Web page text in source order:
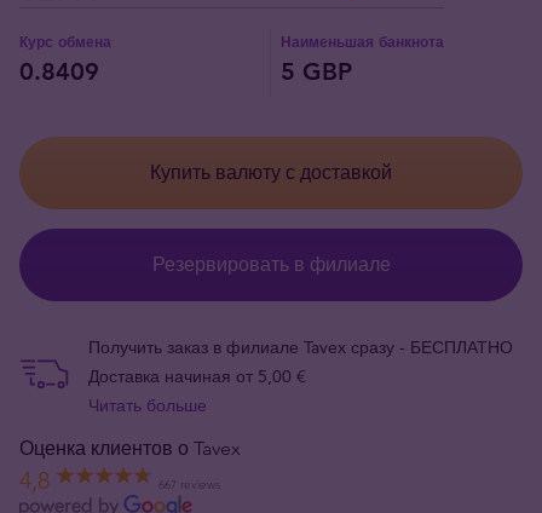
Курс обмена
0.8409
Наименьшая банкнота
5 GBP
Купить валюту с доставкой
Резервировать в филиале
Получить заказ в филиале Tavex сразу - БЕСПЛАТНО
Доставка начиная от 5,00 €
Читать больше
Оценка клиентов о Tavex
4,8 667 reviews